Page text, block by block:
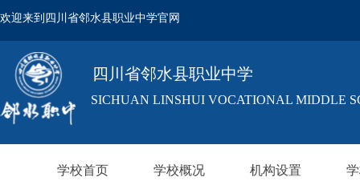
欢迎来到四川省邻水县职业中学官网
欢迎来到四川省邻水县职业中学官网
四川省邻水县职业中学
SICHUAN LINSHUI VOCATIONAL MIDDLE
学校首页 学校概况 机构设置